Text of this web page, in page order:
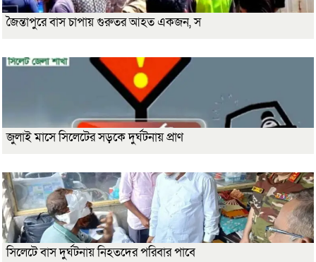
জৈন্তাপুরে বাস চাপায় গুরুতর আহত একজন, স
জুলাই মাসে সিলেটের সড়কে দুর্ঘটনায় প্রাণ
সিলেটে বাস দুর্ঘটনায় নিহতদের পরিবার পাবে